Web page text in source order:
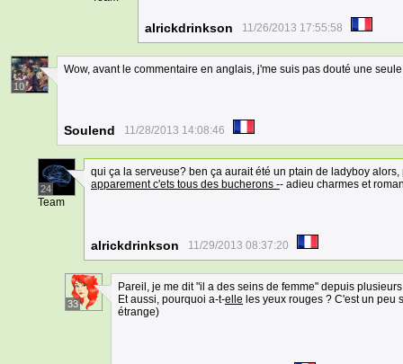
alrickdrinkson 11/26/2013 17:55:58
10
Wow, avant le commentaire en anglais, j'me suis pas douté une
Soulend 11/28/2013 14:08:46
24
Team
qui ça la serveuse? ben ça aurait été un ptain de ladyboy
apparement c'ets tous des bucherons -- adieu charmes et
alrickdrinkson 11/29/2013 08:37:20
33
Pareil, je me dit "il a des seins de femme" depuis
Et aussi, pourquoi a-t-elle les yeux rouges ? C'est un
étrange)